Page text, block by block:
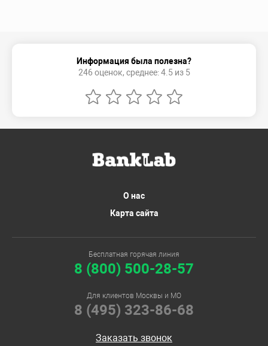
Информация была полезна?
246 оценок, среднее: 4.5 из 5
О нас
Карта сайта
Бесплатная горячая линия
8 (800) 500-28-57
Для клиентов Москвы и МО
8 (495) 323-86-68
Заказать звонок